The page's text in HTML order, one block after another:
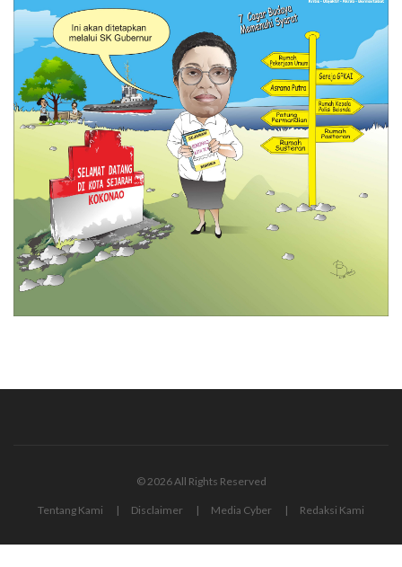
© 2026 All Rights Reserved
Tentang Kami Disclaimer Media Cyber Redaksi Kami